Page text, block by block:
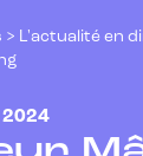
> L'actualité en
2024